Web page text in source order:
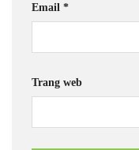
Email *
Trang web